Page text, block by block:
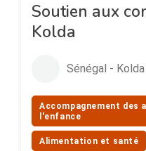
Soutien aux
Kolda
Sénégal - Kolda
Accompagnement des
l'enfance
Alimentation et santé